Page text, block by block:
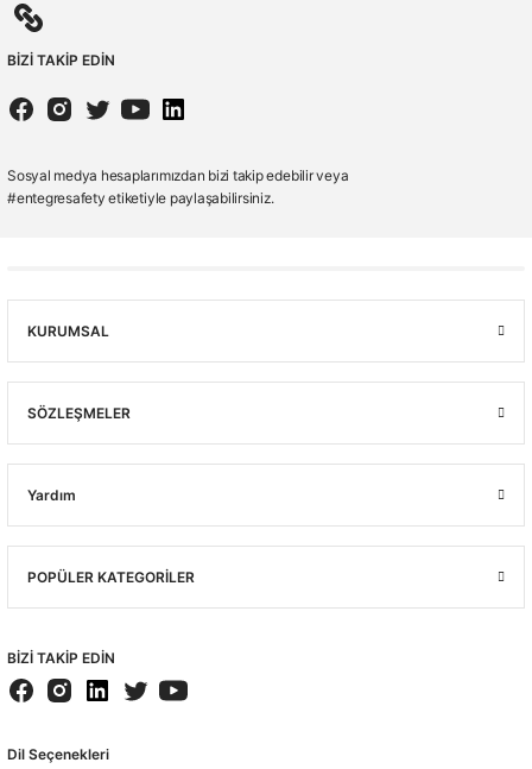
BİZİ TAKİP EDİN
Sosyal medya hesaplarımızdan bizi takip edebilir veya
#entegresafety etiketiyle paylaşabilirsiniz.
KURUMSAL
SÖZLEŞMELER
Yardım
POPÜLER KATEGORİLER
BİZİ TAKİP EDİN
Dil Seçenekleri